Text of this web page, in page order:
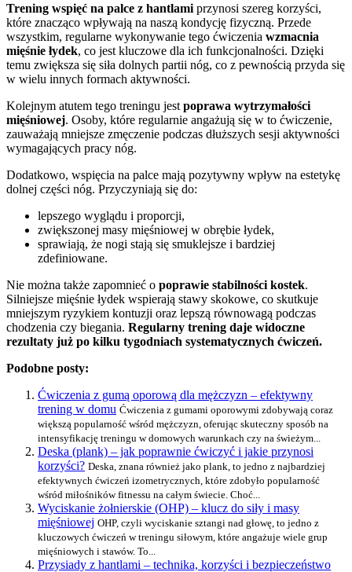
Trening wspięć na palce z hantlami przynosi szereg korzyści,
które znacząco wpływają na naszą kondycję fizyczną. Przede
wszystkim, regularne wykonywanie tego ćwiczenia wzmacnia
mięśnie łydek, co jest kluczowe dla ich funkcjonalności. Dzięki
temu zwiększa się siła dolnych partii nóg, co z pewnością przyda się
w wielu innych formach aktywności.
Kolejnym atutem tego treningu jest poprawa wytrzymałości
mięśniowej. Osoby, które regularnie angażują się w to ćwiczenie,
zauważają mniejsze zmęczenie podczas dłuższych sesji aktywności
wymagających pracy nóg.
Dodatkowo, wspięcia na palce mają pozytywny wpływ na estetykę
dolnej części nóg. Przyczyniają się do:
lepszego wyglądu i proporcji,
zwiększonej masy mięśniowej w obrębie łydek,
sprawiają, że nogi stają się smuklejsze i bardziej
zdefiniowane.
Nie można także zapomnieć o poprawie stabilności kostek.
Silniejsze mięśnie łydek wspierają stawy skokowe, co skutkuje
mniejszym ryzykiem kontuzji oraz lepszą równowagą podczas
chodzenia czy biegania. Regularny trening daje widoczne
rezultaty już po kilku tygodniach systematycznych ćwiczeń.
Podobne posty:
Ćwiczenia z gumą oporową dla mężczyzn – efektywny
trening w domu Ćwiczenia z gumami oporowymi zdobywają coraz
większą popularność wśród mężczyzn, oferując skuteczny sposób na
intensyfikację treningu w domowych warunkach czy na świeżym...
Deska (plank) – jak poprawnie ćwiczyć i jakie przynosi
korzyści? Deska, znana również jako plank, to jedno z najbardziej
efektywnych ćwiczeń izometrycznych, które zdobyło popularność
wśród miłośników fitnessu na całym świecie. Choć...
Wyciskanie żołnierskie (OHP) – klucz do siły i masy
mięśniowej OHP, czyli wyciskanie sztangi nad głowę, to jedno z
kluczowych ćwiczeń w treningu siłowym, które angażuje wiele grup
mięśniowych i stawów. To...
Przysiady z hantlami – technika, korzyści i bezpieczeństwo